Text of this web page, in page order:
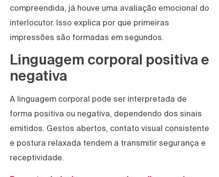
compreendida, já houve uma avaliação emocional do
interlocutor. Isso explica por que primeiras
impressões são formadas em segundos.
Linguagem corporal positiva e
negativa
A linguagem corporal pode ser interpretada de
forma positiva ou negativa, dependendo dos sinais
emitidos. Gestos abertos, contato visual consistente
e postura relaxada tendem a transmitir segurança e
receptividade.